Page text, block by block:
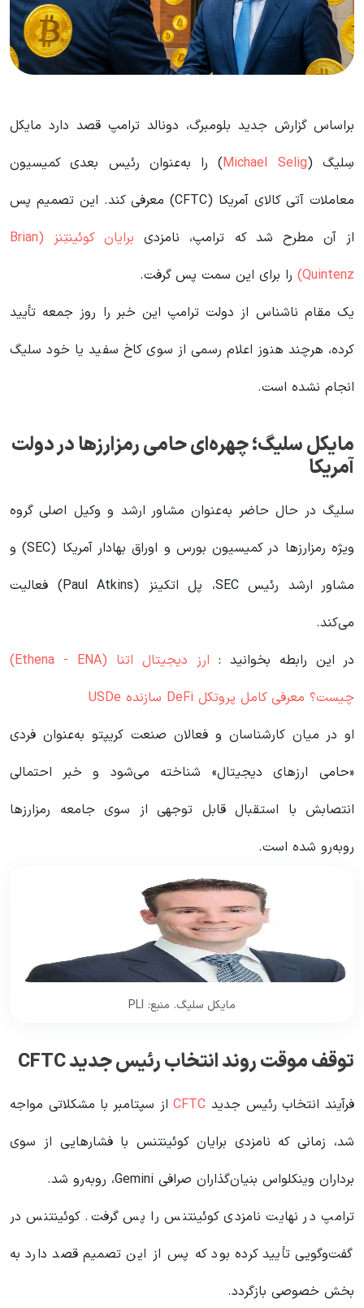
براساس گزارش جدید بلومبرگ، دونالد ترامپ قصد دارد مایکل
سِلیگ (Michael Selig) را به‌عنوان رئیس بعدی کمیسیون
معاملات آتی کالای آمریکا (CFTC) معرفی کند. این تصمیم پس
از آن مطرح شد که ترامپ، نامزدی
برایان کوئینتِنز (Brian
Quintenz) را برای این سمت پس گرفت.
یک مقام ناشناس از دولت ترامپ این خبر را روز جمعه تأیید
کرده، هرچند هنوز اعلام رسمی از سوی کاخ سفید یا خود سلیگ
انجام نشده است.
مایکل سلیگ؛ چهره‌ای حامی رمزارزها در دولت
آمریکا
سلیگ در حال حاضر به‌عنوان مشاور ارشد و وکیل اصلی گروه
ویژه رمزارزها در کمیسیون بورس و اوراق بهادار آمریکا (SEC) و
مشاور ارشد رئیس SEC، پل اتکینز (Paul Atkins) فعالیت
می‌کند.
در این رابطه بخوانید‌ :
ارز دیجیتال اتنا (Ethena - ENA)
چیست؟ معرفی کامل پروتکل DeFi سازنده USDe
او در میان کارشناسان و فعالان صنعت کریپتو به‌عنوان فردی
«حامی ارزهای دیجیتال» شناخته می‌شود و خبر احتمالی
انتصابش با استقبال قابل توجهی از سوی جامعه رمزارزها
روبه‌رو شده است.
مایکل سلیگ. منبع: PLI
توقف موقت روند انتخاب رئیس جدید CFTC
فرآیند انتخاب رئیس جدید CFTCاز سپتامبر با مشکلاتی مواجه
شد، زمانی که نامزدی برایان کوئینتنس با فشارهایی از سوی
برداران وینکلواس بنیان‌گذاران صرافی Gemini، روبه‌رو شد.
ترامپ در نهایت نامزدی کوئینتنس را پس گرفت. کوئینتنس در
گفت‌وگویی تأیید کرده بود که پس از این تصمیم قصد دارد به
بخش خصوصی بازگردد.